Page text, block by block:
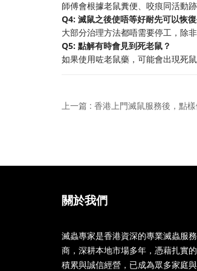
師傅會根據老鼠糞便、咬痕同活動
Q4: 滅鼠之後使唔等好耐先可以恢
大部分治理方法都唔需要停工，除
Q5: 點解有時會見到死老鼠？
如果使用咗老鼠藥，可能會出現死
上一篇 : 香港上門滅鼠服務後，點
關於我們
滅蟲專家是香港資深的專業滅蟲服
商，深耕本地市場多年，憑藉扎實
積累與誠信經營，已成為眾多家庭